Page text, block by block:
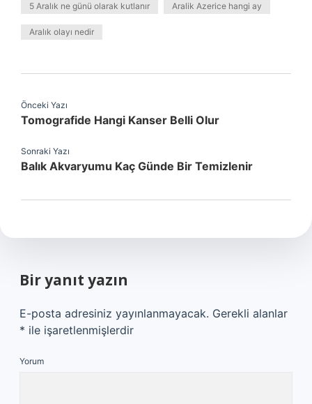
5 Aralık ne günü olarak kutlanır Aralik Azerice hangi ay
Aralık olayı nedir
Önceki Yazı
Tomografide Hangi Kanser Belli Olur
Sonraki Yazı
Balık Akvaryumu Kaç Günde Bir Temizlenir
Bir yanıt yazın
E-posta adresiniz yayınlanmayacak. Gerekli alanlar
* ile işaretlenmişlerdir
Yorum